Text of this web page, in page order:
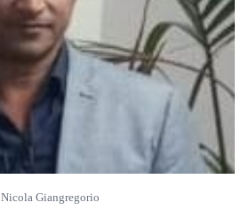
Nicola Giangregorio